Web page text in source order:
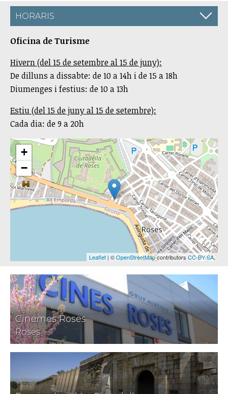
HORARIS
Oficina de Turisme
Hivern (del 15 de setembre al 15 de juny):
De dilluns a dissabte: de 10 a 14h i de 15 a 18h
Diumenges i festius: de 10 a 13h
Estiu (del 15 de juny al 15 de setembre):
Cada dia: de 9 a 20h
+
−
Leaflet | ©OpenStreetMapcontributors CC-BY-SA,
Cinemes Roses
Roses